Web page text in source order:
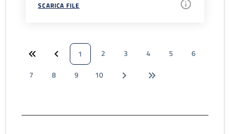
SCARICA FILE
1 2 3 4 5
6
7
8 9 10